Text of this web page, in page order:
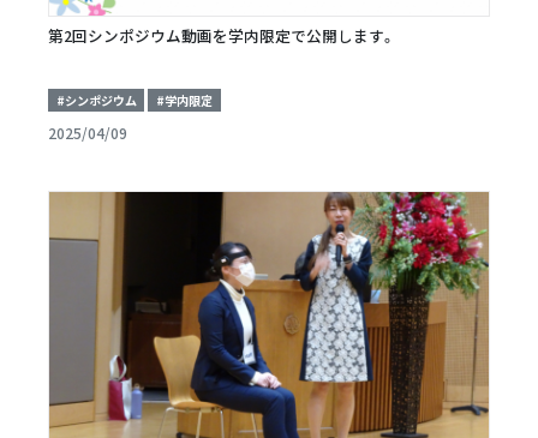
第2回シンポジウム動画を学内限定で公開します。
#シンポジウム #学内限定
2025/04/09